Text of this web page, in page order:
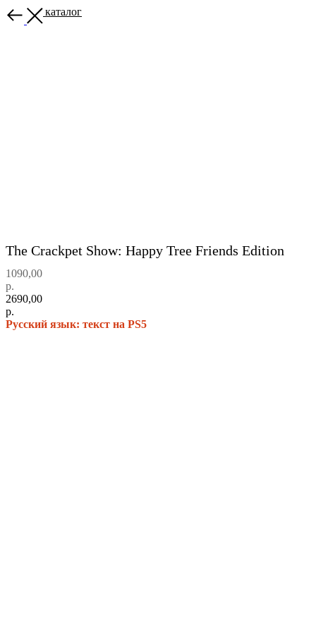
Назад в каталог
The Crackpet Show: Happy Tree Friends Edition
1090,00
р.
2690,00
р.
Русский язык: текст на PS5